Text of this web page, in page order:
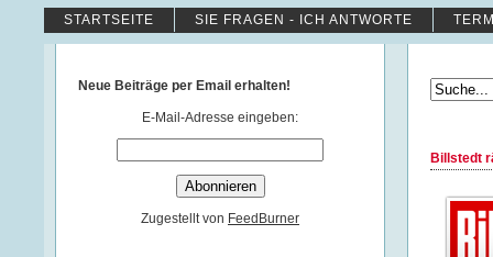
STARTSEITE SIE FRAGEN - ICH ANTWORTE
Neue Beiträge per Email erhalten!
E-Mail-Adresse eingeben:
Zugestellt von FeedBurner
Billstedt